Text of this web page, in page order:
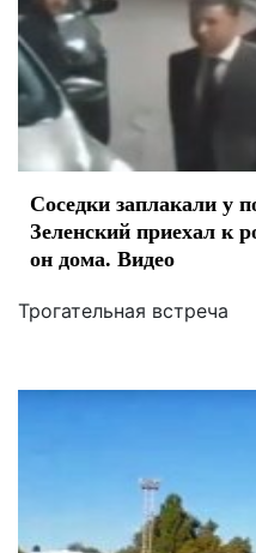
Соседки заплакали у
Зеленский приехал к
он дома. Видео
Трогательная встреча